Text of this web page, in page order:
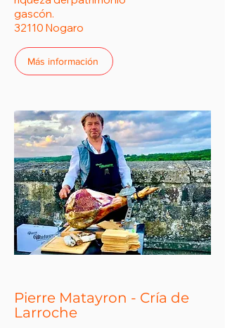
gascón.
32110 Nogaro
Más información
Pierre Matayron - Cría de
Larroche